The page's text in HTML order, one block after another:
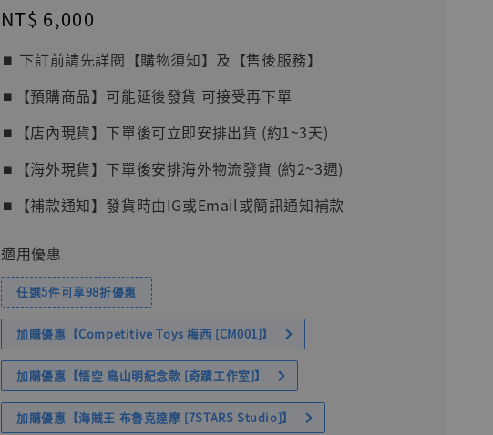
Regular
price
NT$ 6,000
⏹︎ 下訂前請先詳閱【購物須知】及【售後服務】
⏹︎【預購商品】可能延後發貨 可接受再下單
⏹︎【店內現貨】下單後可立即安排出貨 (約1~3天)
⏹︎【海外現貨】下單後安排海外物流發貨 (約2~3週)
⏹︎【補款通知】發貨時由IG或Email或簡訊通知補款
適用優惠
任選5件可享98折優惠
加購優惠【Competitive Toys 梅西 [CM001]】
加購優惠【悟空 鳥山明紀念款 [奇蹟工作室]】
加購優惠【海賊王 布魯克達摩 [7STARS Studio]】